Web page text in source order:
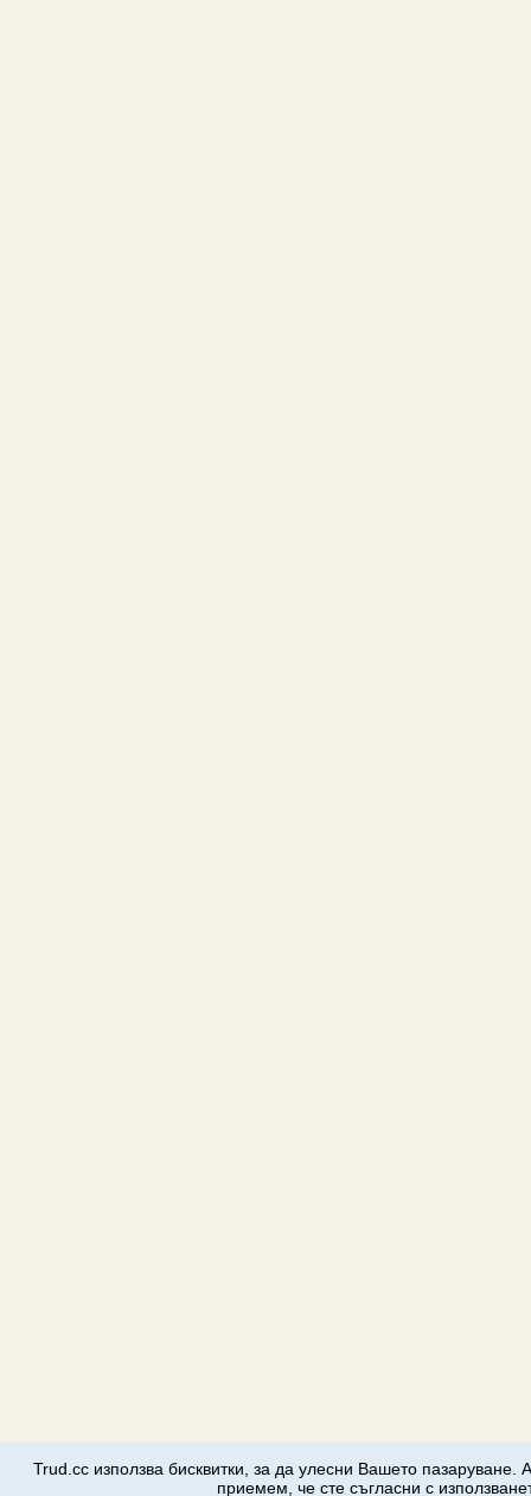
Trud.cc използва бисквитки, за да улесни Вашето пазаруване.
приемем, че сте съгласни с